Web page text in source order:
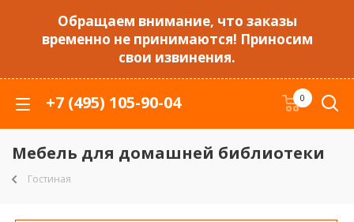
Обращаем внимание, что заказы
временно не принимаются! Приносим
свои извинения.
+7 (495) 105-90-04 0
Мебель для домашней библиотеки
Гостиная